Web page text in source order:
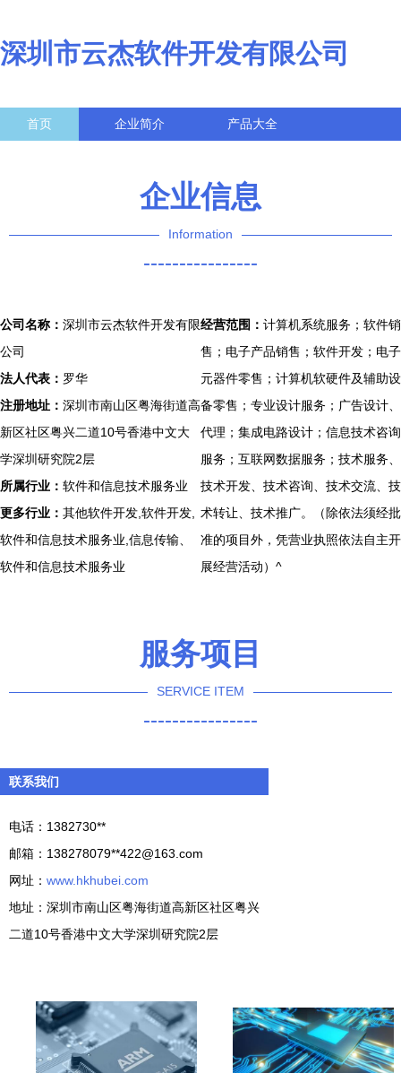
深圳市云杰软件开发有限公司
首页 企业简介 产品大全
企业信息
Information
----------------
公司名称： 深圳市云杰软件开发有限
公司
法人代表： 罗华
注册地址： 深圳市南山区粤海街道高
新区社区粤兴二道10号香港中文大
学深圳研究院2层
所属行业： 软件和信息技术服务业
更多行业： 其他软件开发,软件开发,
软件和信息技术服务业,信息传输、
软件和信息技术服务业
经营范围： 计算机系统服务；软件销
售；电子产品销售；软件开发；电子
元器件零售；计算机软硬件及辅助设
备零售；专业设计服务；广告设计、
代理；集成电路设计；信息技术咨询
服务；互联网数据服务；技术服务、
技术开发、技术咨询、技术交流、技
术转让、技术推广。（除依法须经批
准的项目外，凭营业执照依法自主开
展经营活动）^
服务项目
SERVICE ITEM
----------------
联系我们
电话：1382730**
邮箱：138278079**422@163.com
网址： www.hkhubei.com
地址：深圳市南山区粤海街道高新区社区粤兴
二道10号香港中文大学深圳研究院2层